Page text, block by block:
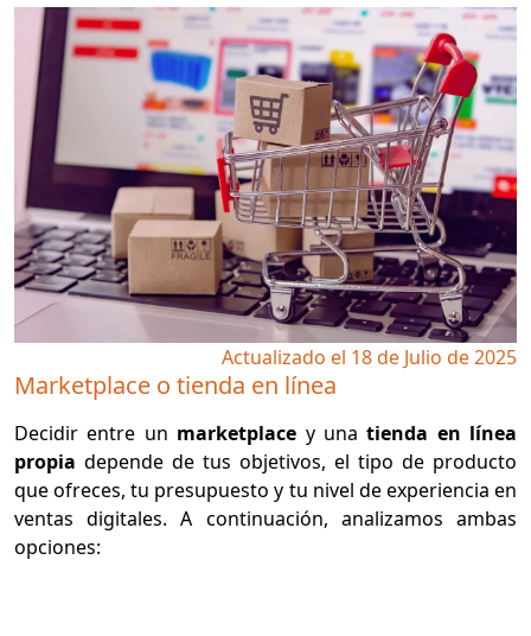
Actualizado el 18 de Julio de 2025
Marketplace o tienda en línea
Decidir entre un marketplace y unatienda en línea
propia depende de tus objetivos, el tipo de producto
que ofreces, tu presupuesto y tu nivel de experiencia en
ventas digitales. A continuación, analizamos ambas
opciones: